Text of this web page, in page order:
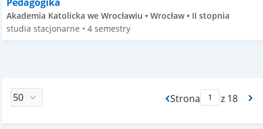
Akademia Katolicka we Wrocławiu • Wrocław • II stopnia
studia stacjonarne • 4 semestry
Strona
Max Stronaz 18